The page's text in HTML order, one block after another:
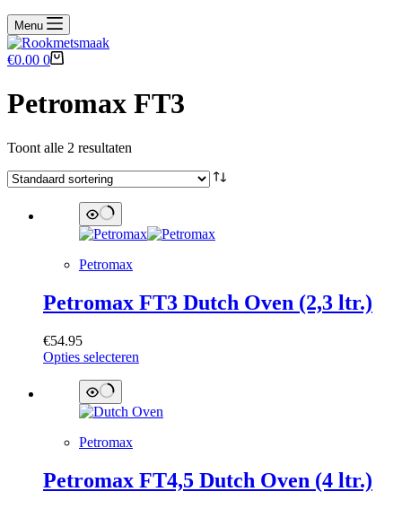
Menu
Winkelwagen
€0.00 0
Petromax FT3
Toont alle 2 resultaten
Petromax
Petromax FT3 Dutch Oven (2,3 ltr.)
€54.95
Opties selecteren
meerdere
variaties.
gekozen
Petromax
Petromax FT4,5 Dutch Oven (4 ltr.)